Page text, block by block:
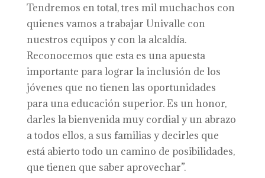
Tendremos en total, tres mil muchachos con
quienes vamos a trabajar Univalle con
nuestros equipos y con la alcaldía.
Reconocemos que esta es una apuesta
importante para lograr la inclusión de los
jóvenes que no tienen las oportunidades
para una educación superior. Es un honor,
darles la bienvenida muy cordial y un abrazo
a todos ellos, a sus familias y decirles que
está abierto todo un camino de posibilidades,
que tienen que saber aprovechar”.